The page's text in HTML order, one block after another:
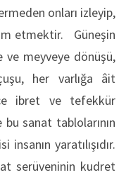
onları izleyip,
etmektir. Güneşin
ve meyveye dönüşü,
her varlığa âit
ibret ve tefekkür
sanat tablolarının
yaratılışıdır.
serüveninin kudret